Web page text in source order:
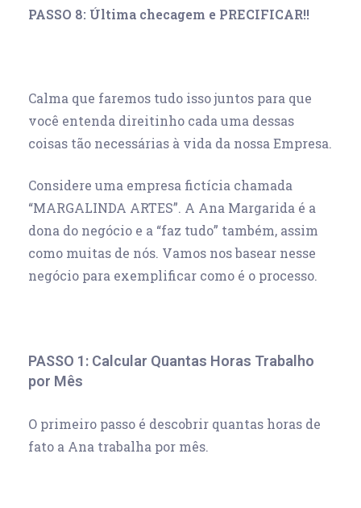
PASSO 8: Última checagem e PRECIFICAR!!
Calma que faremos tudo isso juntos para que
você entenda direitinho cada uma dessas
coisas tão necessárias à vida da nossa Empresa.
Considere uma empresa fictícia chamada
“MARGALINDA ARTES”. A Ana Margarida é a
dona do negócio e a “faz tudo” também, assim
como muitas de nós. Vamos nos basear nesse
negócio para exemplificar como é o processo.
PASSO 1: Calcular Quantas Horas Trabalho
por Mês
O primeiro passo é descobrir quantas horas de
fato a Ana trabalha por mês.